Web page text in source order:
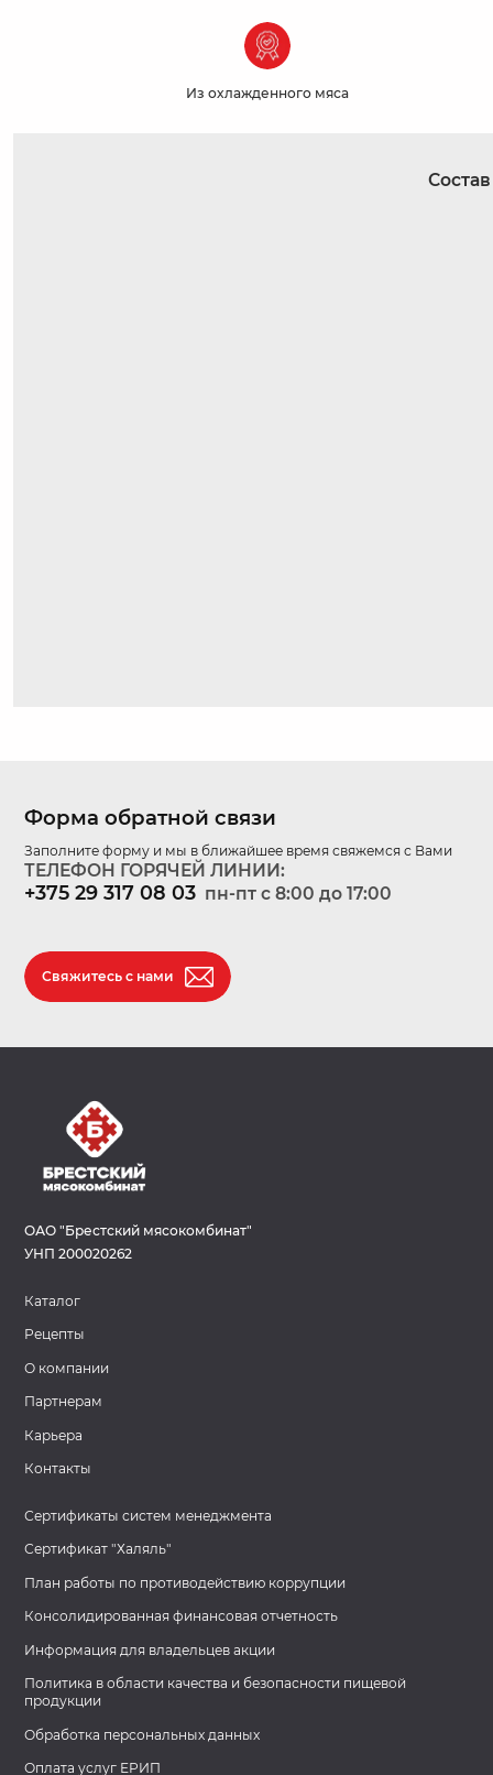
Из охлажденного мяса
Форма обратной связи
Заполните форму и мы в ближайшее время свяжемся с Вами
ТЕЛЕФОН ГОРЯЧЕЙ ЛИНИИ:
+375 29 317 08 03 пн-пт c 8:00 до 17:00
Свяжитесь с нами
ОАО "Брестский мясокомбинат"
УНП 200020262
Каталог
Рецепты
О компании
Партнерам
Карьера
Контакты
Сертификаты систем менеджмента
Сертификат "Халяль"
План работы по противодействию коррупции
Консолидированная финансовая отчетность
Информация для владельцев акции
Политика в области качества и безопасности пищевой
продукции
Обработка персональных данных
Оплата услуг ЕРИП